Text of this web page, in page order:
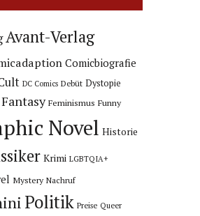
Avant-Verlag
Comicbiografie
DC Comics Debüt Dystopie
Fantasy Feminismus Funny
Novel Historie
Krimi LGBTQIA+
Mystery Nachruf
Politik Preise Queer